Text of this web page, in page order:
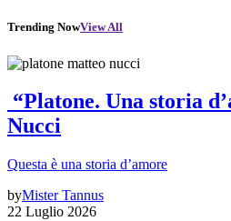
Trending NowView All
“Platone. Una storia
Nucci
Questa è una storia d’amore
byMister Tannus
22 Luglio 2026